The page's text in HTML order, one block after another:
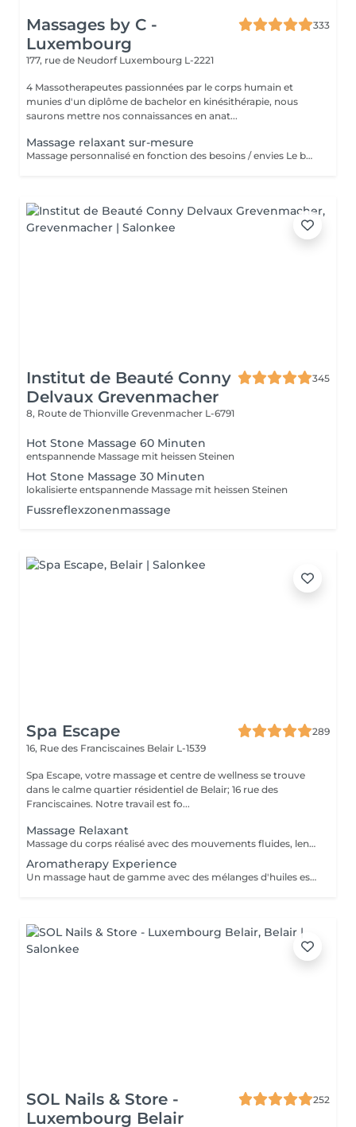
Massages by C -
Luxembourg
333
177, rue de Neudorf Luxembourg L-2221
4 Massotherapeutes passionnées par le corps humain et
munies d'un diplôme de bachelor en kinésithérapie, nous
saurons mettre nos connaissances en anat...
Massage relaxant sur-mesure
Massage personnalisé en fonction des besoins / envies Le but de ce massage sera la détente et la relaxation, le rythme sera plutôt lent et la pression modérée
Institut de Beauté Conny
Delvaux Grevenmacher
345
8, Route de Thionville Grevenmacher L-6791
Hot Stone Massage 60 Minuten
entspannende Massage mit heissen Steinen
Hot Stone Massage 30 Minuten
lokalisierte entspannende Massage mit heissen Steinen
Fussreflexzonenmassage
Spa Escape
289
16, Rue des Franciscaines Belair L-1539
Spa Escape, votre massage et centre de wellness se trouve
dans le calme quartier résidentiel de Belair; 16 rue des
Franciscaines. Notre travail est fo...
Massage Relaxant
Massage du corps réalisé avec des mouvements fluides, lents et enveloppants qui avec une pression légère, vous offrira une détente profonde du corps et de l'esprit. Ce soin commence par un rafraîchissement stimulant des pieds pour favoriser la circulation sanguine et la relaxation. Pression légère à médium
Aromatherapy Experience
Un massage haut de gamme avec des mélanges d'huiles essentielles bio pour vous relaxer et vous revitaliser. Les techniques de massage et les huiles sont soigneusement sélectionnés et adaptés à chaque personne selon vos besoins spécifiques.Ce soin commence par un rafraîchissement stimulant des pieds pour favoriser la circulation sanguine et la relaxation.
SOL Nails & Store -
Luxembourg Belair
252